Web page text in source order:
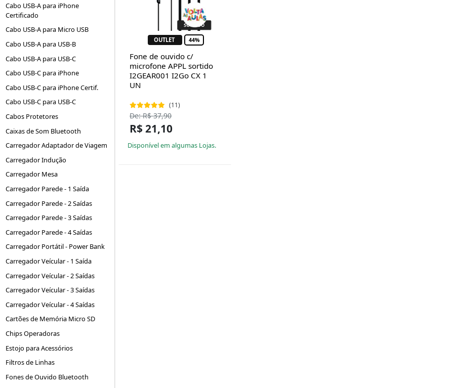
Cabo USB-A para iPhone
Certificado
Cabo USB-A para Micro USB
Cabo USB-A para USB-B
Cabo USB-A para USB-C
Cabo USB-C para iPhone
Cabo USB-C para iPhone Certif.
Cabo USB-C para USB-C
Cabos Protetores
Caixas de Som Bluetooth
Carregador Adaptador de Viagem
Carregador Indução
Carregador Mesa
Carregador Parede - 1 Saída
Carregador Parede - 2 Saídas
Carregador Parede - 3 Saídas
Carregador Parede - 4 Saídas
Carregador Portátil - Power Bank
Carregador Veícular - 1 Saída
Carregador Veícular - 2 Saídas
Carregador Veícular - 3 Saídas
Carregador Veícular - 4 Saídas
Cartões de Memória Micro SD
Chips Operadoras
Estojo para Acessórios
Filtros de Linhas
Fones de Ouvido Bluetooth
OUTLET 44%
Fone de ouvido c/
microfone APPL sortido
I2GEAR001 I2Go CX 1
UN
(11)
De: R$ 37,90
R$ 21,10
Disponível em algumas Lojas.